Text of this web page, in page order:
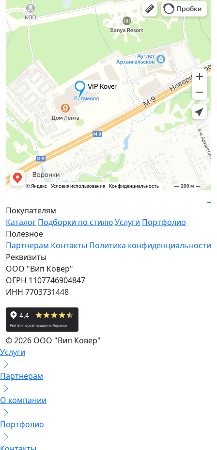
Покупателям
Каталог Подборки по стилюУслуги Портфолио
Полезное
Партнерам Контакты Политика конфиденциальности
Реквизиты
ООО "Вип Ковер"
ОГРН 1107746904847
ИНН 7703731448
© 2026 ООО "Вип Ковер"
Услуги
Партнерам
О компании
Портфолио